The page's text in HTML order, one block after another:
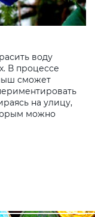
воду
В процессе
сможет
на улицу,
можно